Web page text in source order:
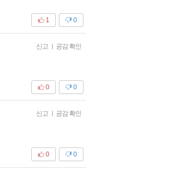
0
1
신고 | 공감 확인
0
0
신고 | 공감 확인
0
0